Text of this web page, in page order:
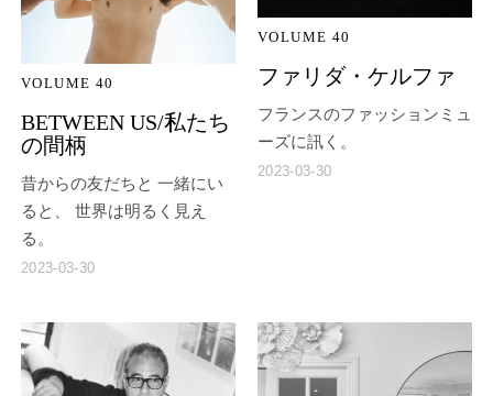
VOLUME 40
BETWEEN US/私たち
の間柄
昔からの友だちと 一緒にい
ると、 世界は明るく見え
る。
2023-03-30
VOLUME 40
ファリダ・ケルファ
フランスのファッションミュ
ーズに訊く。
2023-03-30